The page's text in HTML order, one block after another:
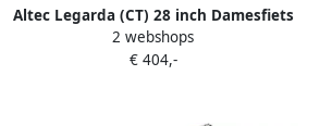
Altec Legarda (CT) 28 inch Damesfiets
V-Brakes 24 Versn. Purple Pink
2 webshops
€ 404,-